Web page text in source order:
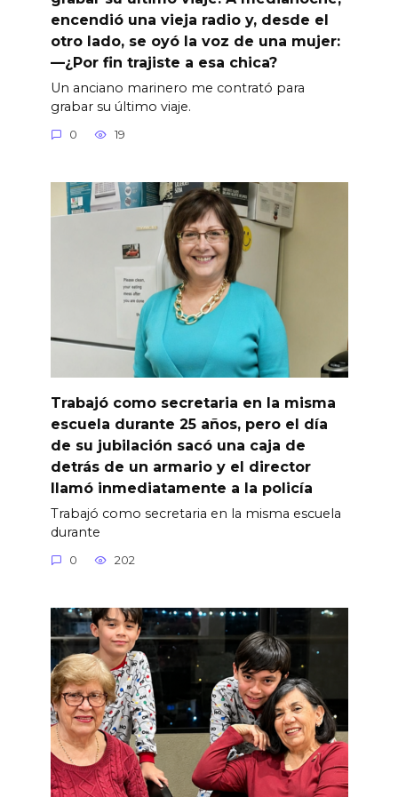
encendió una vieja radio y, desde el
otro lado, se oyó la voz de una mujer:
—¿Por fin trajiste a esa chica?
Un anciano marinero me contrató para
grabar su último viaje.
0 19
Trabajó como secretaria en la misma
escuela durante 25 años, pero el día
de su jubilación sacó una caja de
detrás de un armario y el director
llamó inmediatamente a la policía
Trabajó como secretaria en la misma escuela
durante
0 202